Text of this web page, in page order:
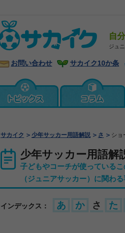
自
ジュ
お問い合わせ サカイク10か条
サカイク 少年サッカー用語解説 さ ショ
少年サッカー用語解
子どもやコーチが使っている
（ジュニアサッカー）に関わ
インデックス： あ か さ た